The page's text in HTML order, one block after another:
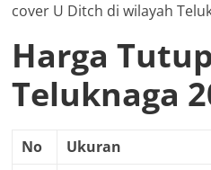
cover U Ditch di wilayah
Harga
Teluknaga
No Ukuran